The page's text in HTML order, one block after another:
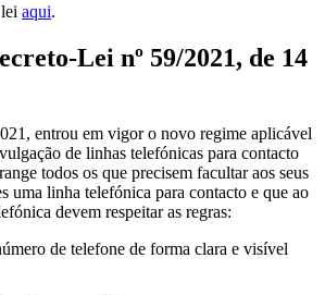
aqui.
Lei nº 59/2021, de 14
entrou em vigor o novo regime aplicável
de linhas telefónicas para contacto
todos os que precisem facultar aos seus
uma linha telefónica para contacto e que ao
devem respeitar as regras:
de telefone de forma clara e visível